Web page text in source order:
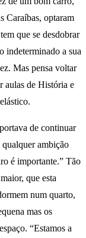
Caraíbas, optaram
que se desdobrar
indeterminado a sua
Mas pensa voltar
aulas de História e
de continuar
qualquer ambição
é importante.” Tão
que esta
num quarto,
mas os
“Estamos a